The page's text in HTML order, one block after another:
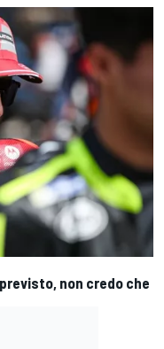
non credo che